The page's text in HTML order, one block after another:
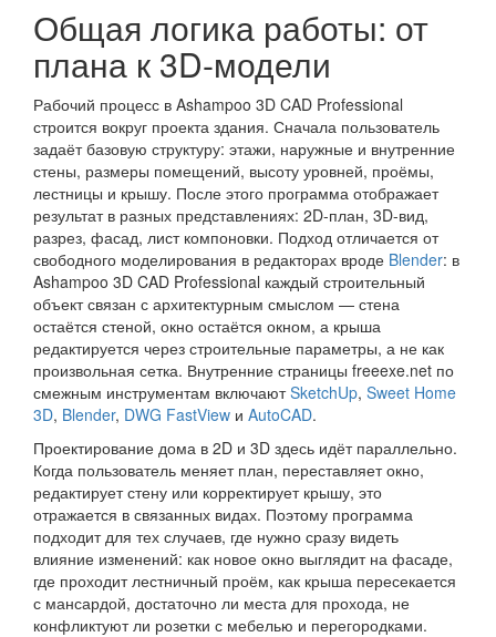
Общая логика работы: от
плана к 3D-модели
Рабочий процесс в Ashampoo 3D CAD Professional
строится вокруг проекта здания. Сначала пользователь
задаёт базовую структуру: этажи, наружные и внутренние
стены, размеры помещений, высоту уровней, проёмы,
лестницы и крышу. После этого программа отображает
результат в разных представлениях: 2D-план, 3D-вид,
разрез, фасад, лист компоновки. Подход отличается от
свободного моделирования в редакторах вроде Blender: в
Ashampoo 3D CAD Professional каждый строительный
объект связан с архитектурным смыслом — стена
остаётся стеной, окно остаётся окном, а крыша
редактируется через строительные параметры, а не как
произвольная сетка. Внутренние страницы freeexe.net по
смежным инструментам включаютSketchUp, Sweet Home
3D, Blender, DWG FastView и AutoCAD.
Проектирование дома в 2D и 3D здесь идёт параллельно.
Когда пользователь меняет план, переставляет окно,
редактирует стену или корректирует крышу, это
отражается в связанных видах. Поэтому программа
подходит для тех случаев, где нужно сразу видеть
влияние изменений: как новое окно выглядит на фасаде,
где проходит лестничный проём, как крыша пересекается
с мансардой, достаточно ли места для прохода, не
конфликтуют ли розетки с мебелью и перегородками.